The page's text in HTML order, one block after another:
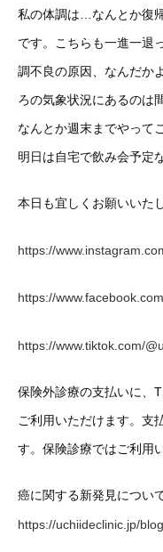
私の体調は…なんとか復
です。こちらも一進一退
調不良の原因、なんだか
ろの気象状況にあるのは
なんとか週末までやって
明日は自宅で飲み会予定
本日も宜しくお願いいた
https://
https://
https://www.tiktok.com/
保険外診療の支払いに、
ご利用いただけます。支
す。保険診療ではご利用
癌に関する新発見につい
https://uchiideclinic.jp/